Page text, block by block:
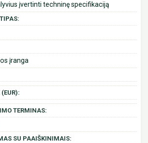
įvertinti techninę specifikaciją
įranga
TERMINAS:
SU PAAIŠKINIMAIS: